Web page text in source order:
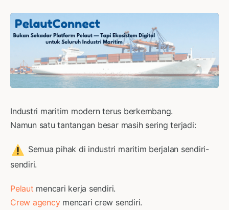
Industri maritim modern terus berkembang.
Namun satu tantangan besar masih sering terjadi:
Semua pihak di industri maritim berjalan sendiri-
sendiri.
Pelaut mencari kerja sendiri.
Crew agencymencari crew sendiri.